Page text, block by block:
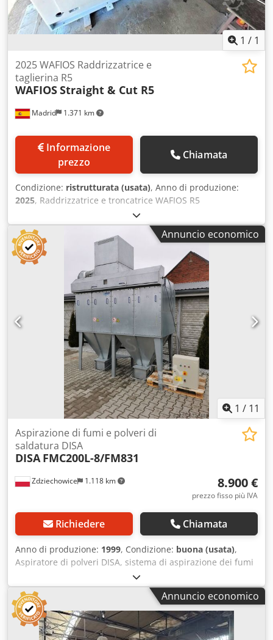
1 / 1
Madrid 1.371 km
2025 WAFIOS Raddrizzatrice e
taglierina R5
WAFIOSStraight & Cut R5
prezzo
Chiamata
Condizione: ristrutturata (usata), Anno di produzione:
2025, Raddrizzatrice e troncatrice WAFIOS R5
Completamente revisionata nel 2025 Diametro: 6-14 mm
Lunghezza di taglio: 6000 mm Velocità: 23-90 metri/min
Chjdpfxsymb A Ej Al Toa Peso: 3500 kg Potenza motore: 30
kW Nota: L'estensione attualmente misura 6 metri, ma può
essere regolata a 12 metri se necessario.
Annuncio economico
1 / 11
Zdziechowice 1.118 km
Aspirazione di fumi e polveri di
saldatura DISA
DISA FMC200L-8/FM831
8.900 €
prezzo fisso più IVA
Richiedere Chiamata
Anno di produzione: 1999, Condizione: buona (usata),
Aspiratore di polveri DISA, sistema di aspirazione dei fumi
di saldatura, filtro a cartuccia autopulente, pneumatico, a
depressione, per plasma, laser, sabbiatura, pallinatura,
micro-sferizzazione, lavorazione di materiali plastici e
catalizzatori, processi minerali e per tutti i tipi di polveri
secche. Il filtro viene pulito pneumaticamente mediante
Annuncio economico